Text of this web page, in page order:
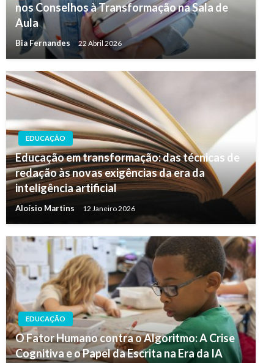
nos Conselhos à Transformação na Sala de
Aula
Bia Fernandes 22 Abril 2026
EDUCAÇÃO
Educação em transformação: das técnicas de
redação às novas exigências da era da
inteligência artificial
Aloísio Martins 12 Janeiro 2026
EDUCAÇÃO
O Fator Humano contra o Algoritmo: A Crise
Cognitiva e o Papel da Escrita na Era da IA